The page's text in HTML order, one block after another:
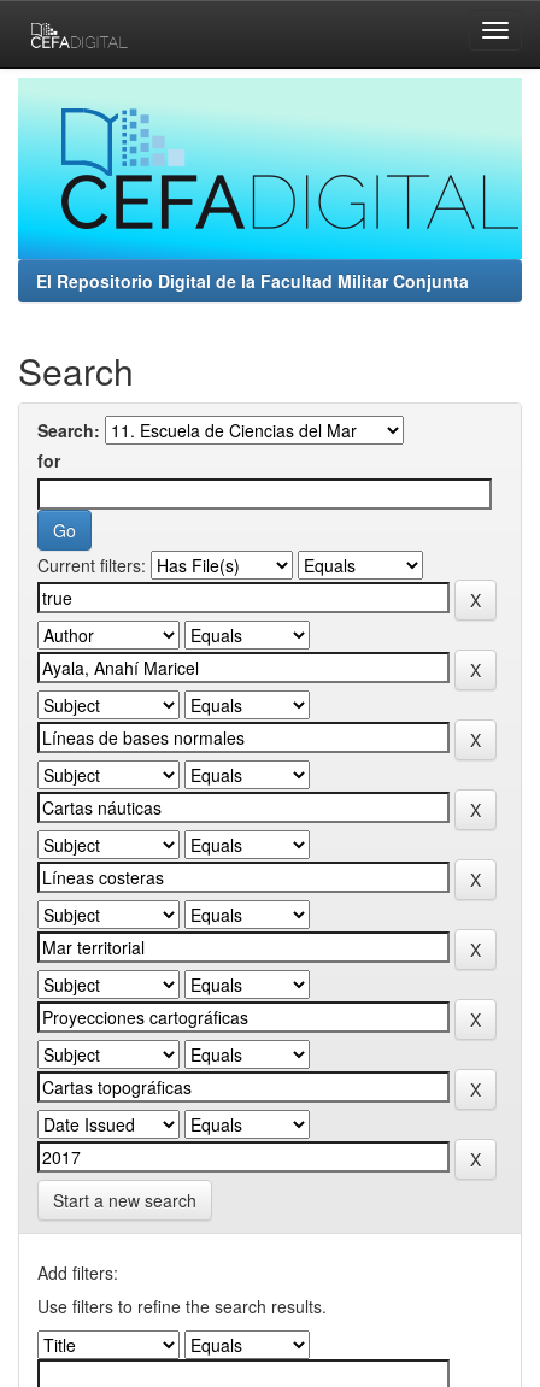
navigation
El Repositorio Digital de la Facultad Militar Conjunta
Search
Search:
for
Current filters:
Start a new search
Add filters:
Use filters to refine the search results.